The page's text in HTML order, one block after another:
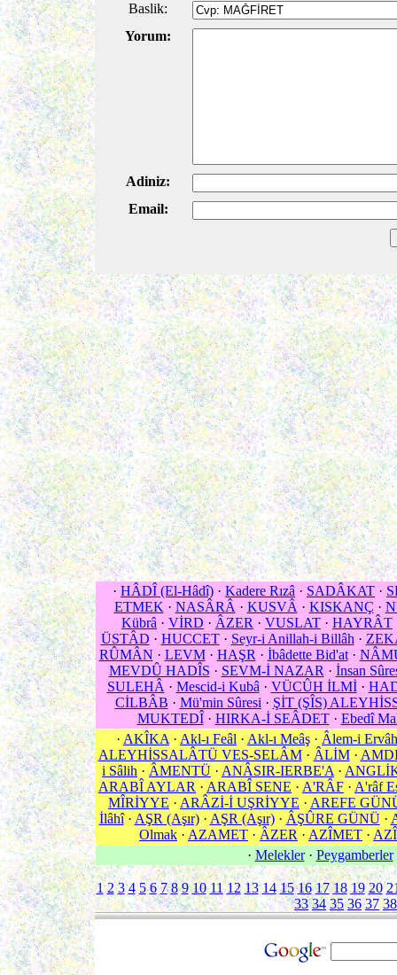
Baslik:
Yorum:
Adiniz:
Email:
· HÂDÎ (El-Hâdî) · Kadere Rızâ · SADÂKAT ·
ETMEK · NASÂRÂ · KUSVÂ · KISKANÇ ·
Kübrâ · VİRD · ÂZER · VUSLAT · HAYRÂT
ÜSTÂD · HUCCET· Seyr-i Anillah-i Billâh ·
RÛMÂN · LEVM· HAŞR · İbâdette Bid'at·
MEVDÛ HADÎS · SEVM-İ NAZAR · İnsan
SULEHÂ · Mescid-i Kubâ · VÜCÛH İLMİ·
CİLBÂB · Mü'min Sûresi · ŞİT (ŞÎS)
MUKTEDÎ· HIRKA-İ SEÂDET· Ebedî
· AKÎKA · Akl-ı Feâl · Akl-ı Meâş · Âlem-i Ervâh
ALEYHİSSALÂTÜ VES-SELÂM· ÂLİM·
i Sâlih · ÂMENTÜ · ANÂSIR-IERBE'A ·
ARABÎ AYLAR · ARABÎ SENE · A'RÂF · A'râf
MÎRİYYE · ARÂZİ-İ UŞRİYYE · AREFE
İlâhî· AŞR (Aşır)· AŞR (Aşır)· ÂŞÛRE GÜNÜ·
Olmak · AZAMET · ÂZER · AZÎMET ·
· Melekler· Peygamberler
1 2 3 4 5 6 7 8 9 10 11 12 13 14 15 16 17 18 19 20
33 34 35 36 37 38